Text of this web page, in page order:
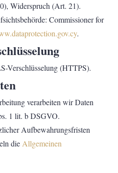
Widerspruch (Art. 21).
Commissioner for
.
Verschlüsselung (HTTPS).
verarbeiten wir Daten
1 lit. b DSGVO.
Aufbewahrungsfristen
die Allgemeinen